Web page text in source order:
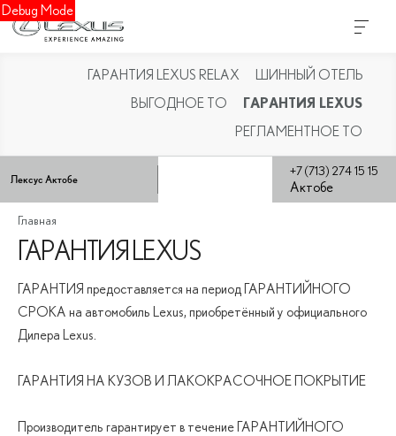
Debug Mode
Лексус Актобе
+7 (713) 274 15 15
Актобе
ГАРАНТИЯ LEXUS RELAX
ШИННЫЙ ОТЕЛЬ
ВЫГОДНОЕ ТО
ГАРАНТИЯ LEXUS
РЕГЛАМЕНТНОЕ ТО
Главная
ГАРАНТИЯ LEXUS
ГАРАНТИЯ предоставляется на период ГАРАНТИЙНОГО
СРОКА на автомобиль Lexus, приобретённый у официального
Дилера Lexus.
ГАРАНТИЯ НА КУЗОВ И ЛАКОКРАСОЧНОЕ ПОКРЫТИЕ
Производитель гарантирует в течение ГАРАНТИЙНОГО